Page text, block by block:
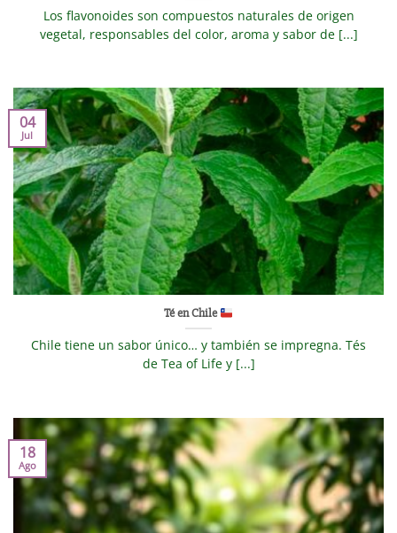
Los flavonoides son compuestos naturales de origen
vegetal, responsables del color, aroma y sabor de [...]
Té en Chile
Chile tiene un sabor único… y también se impregna. Tés
de Tea of Life y [...]
04
Jul
18
Ago